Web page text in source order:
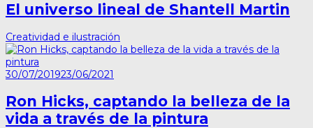
El universo lineal de Shantell Martin
Creatividad e ilustración
30/07/201923/06/2021
Ron Hicks, captando la belleza de la
vida a través de la pintura